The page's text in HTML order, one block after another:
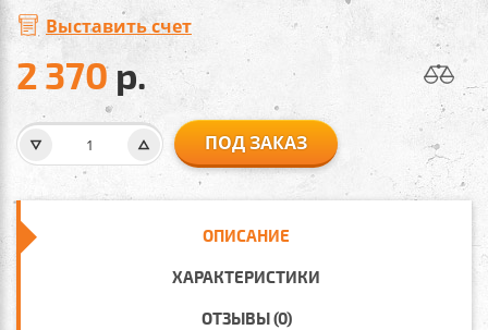
Выставить счет
2 370р.
ПОД ЗАКАЗ
ОПИСАНИЕ
ХАРАКТЕРИСТИКИ
ОТЗЫВЫ (0)